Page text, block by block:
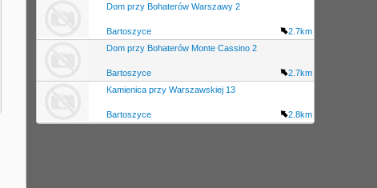
Dom przy Bohaterów Warszawy 2
Bartoszyce
2.7km
Dom przy Bohaterów Monte Cassino 2
Bartoszyce
2.7km
Kamienica przy Warszawskiej 13
Bartoszyce 2.8km